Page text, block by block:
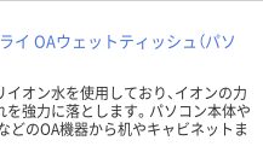
イ OAウェットティッシュ（パソ
イオン水を使用しており、イオンの力
を強力に落とします。パソコン本体や
どのOA機器から机やキャビネットま